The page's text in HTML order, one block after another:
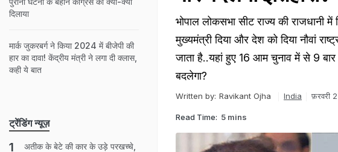
भोपाल लोकसभा सीट राज्य की राजधानी
मुख्यमंत्री दिया और देश को दिया नौवां
जाता है..यहां हुए 16 आम चुनाव में से 9 बार
बदलेगा?
Written by: Ravikant Ojha India फ़रवरी
Read Time: 5 mins
दिलाया
मार्क जुकरबर्ग ने किया 2024 में बीजेपी की
हार का दावा! केंद्रीय मंत्री ने लगा दी क्लास,
कही ये बात
ट्रेंडिंग न्यूज़
अतीक के बेटे की कार के उड़े परखच्चे,